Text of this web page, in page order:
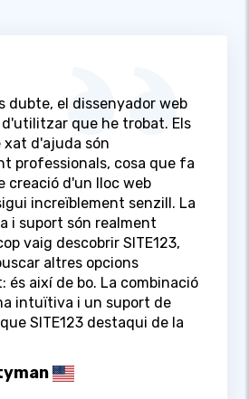
dubte, el dissenyador web
que he trobat. Els
xat d'ajuda són
professionals, cosa que fa
creació d'un lloc web
increïblement senzill. La
i suport són realment
vaig descobrir SITE123,
altres opcions
és així de bo. La combinació
intuïtiva i un suport de
SITE123 destaqui de la